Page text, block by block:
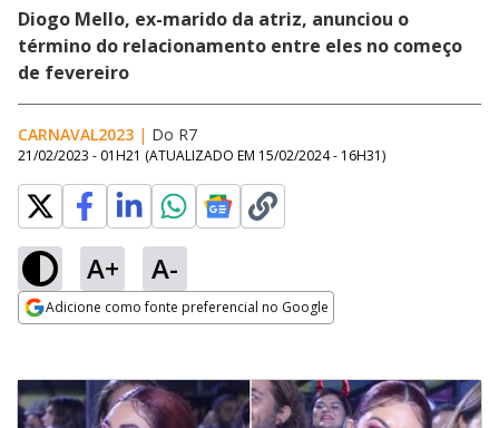
Diogo Mello, ex-marido da atriz, anunciou o
término do relacionamento entre eles no começo
de fevereiro
CARNAVAL2023 | Do R7
21/02/2023 - 01H21 (ATUALIZADO EM 15/02/2024 - 16H31)
A+ A-
Adicione como fonte preferencial no Google